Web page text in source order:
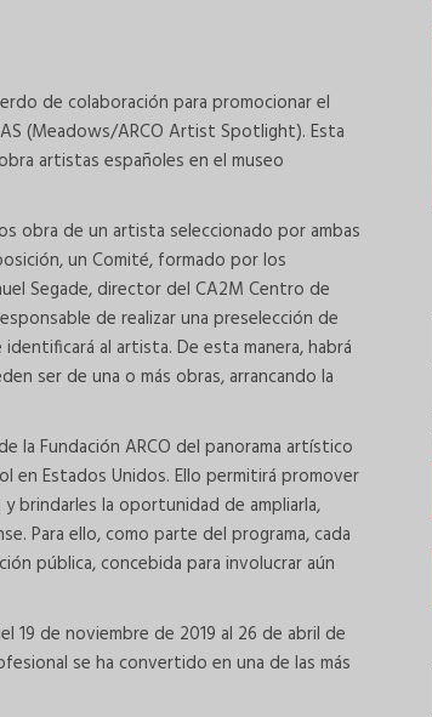
de colaboración para promocionar el
(Meadows/ARCO Artist Spotlight). Esta
artistas españoles en el museo
obra de un artista seleccionado por ambas
un Comité, formado por los
Segade, director del CA2M Centro de
de realizar una preselección de
al artista. De esta manera, habrá
ser de una o más obras, arrancando la
la Fundación ARCO del panorama artístico
en Estados Unidos. Ello permitirá promover
brindarles la oportunidad de ampliarla,
Para ello, como parte del programa, cada
pública, concebida para involucrar aún
de noviembre de 2019 al 26 de abril de
se ha convertido en una de las más